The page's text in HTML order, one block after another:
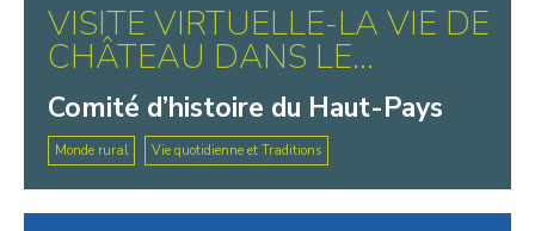
VISITE VIRTUELLE-LA VIE DE
CHÂTEAU DANS LE...
Comité d’histoire du Haut-Pays
Monde rural Vie quotidienne et Traditions